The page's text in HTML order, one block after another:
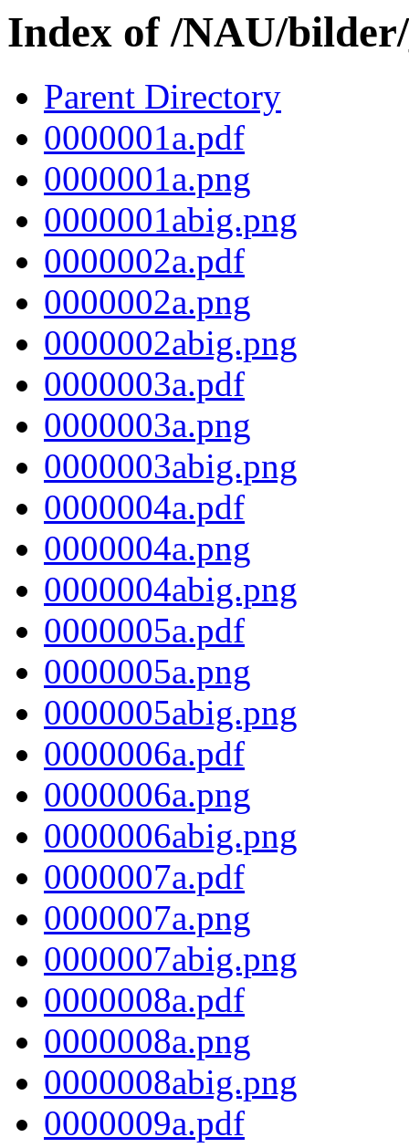
Index of /NAU/bilder/
Parent Directory
0000001a.pdf
0000001a.png
0000001abig.png
0000002a.pdf
0000002a.png
0000002abig.png
0000003a.pdf
0000003a.png
0000003abig.png
0000004a.pdf
0000004a.png
0000004abig.png
0000005a.pdf
0000005a.png
0000005abig.png
0000006a.pdf
0000006a.png
0000006abig.png
0000007a.pdf
0000007a.png
0000007abig.png
0000008a.pdf
0000008a.png
0000008abig.png
0000009a.pdf